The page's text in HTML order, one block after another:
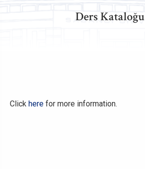
Ders Kataloğu
Click here for more information.